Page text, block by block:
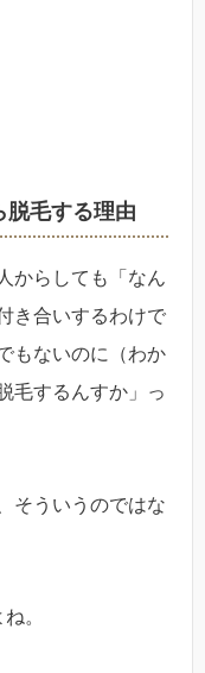
脱毛する理由
からしても「なん
き合いするわけで
もないのに（わか
毛するんすか」っ
そういうのではな
ね。